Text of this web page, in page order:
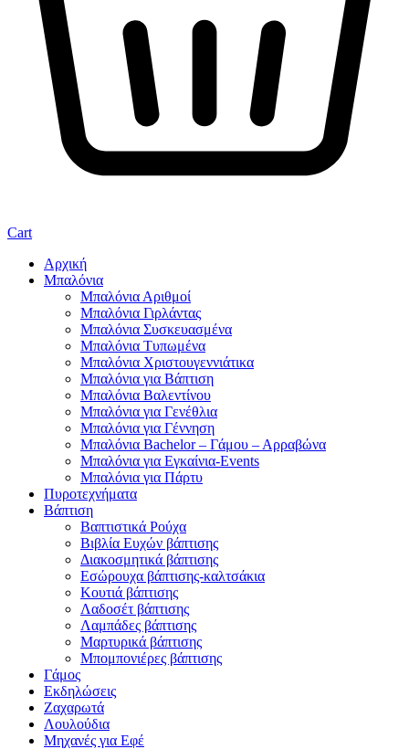
Cart
Αρχική
Μπαλόνια
Μπαλόνια Αριθμοί
Μπαλόνια Γιρλάντας
Μπαλόνια Συσκευασμένα
Μπαλόνια Τυπωμένα
Μπαλόνια Χριστουγεννιάτικα
Μπαλόνια για Βάπτιση
Μπαλόνια Βαλεντίνου
Μπαλόνια για Γενέθλια
Μπαλόνια για Γέννηση
Μπαλόνια Bachelor – Γάμου – Αρραβώνα
Μπαλόνια για Εγκαίνια-Events
Μπαλόνια για Πάρτυ
Πυροτεχνήματα
Βάπτιση
Βαπτιστικά Ρούχα
Βιβλία Ευχών βάπτισης
Διακοσμητικά βάπτισης
Εσώρουχα βάπτισης-καλτσάκια
Κουτιά βάπτισης
Λαδοσέτ βάπτισης
Λαμπάδες βάπτισης
Μαρτυρικά βάπτισης
Μπομπονιέρες βάπτισης
Γάμος
Εκδηλώσεις
Ζαχαρωτά
Λουλούδια
Μηχανές για Εφέ